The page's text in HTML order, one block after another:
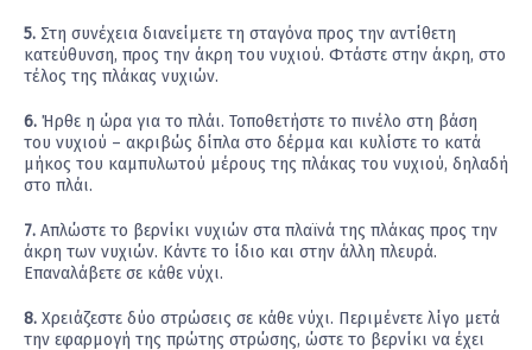
5. Στη συνέχεια διανείμετε τη σταγόνα προς την αντίθετη
κατεύθυνση, προς την άκρη του νυχιού. Φτάστε στην άκρη, στο
τέλος της πλάκας νυχιών.
6. Ήρθε η ώρα για το πλάι. Τοποθετήστε το πινέλο στη βάση
του νυχιού – ακριβώς δίπλα στο δέρμα και κυλίστε το κατά
μήκος του καμπυλωτού μέρους της πλάκας του νυχιού, δηλαδή
στο πλάι.
7. Απλώστε το βερνίκι νυχιών στα πλαϊνά της πλάκας προς την
άκρη των νυχιών. Κάντε το ίδιο και στην άλλη πλευρά.
Επαναλάβετε σε κάθε νύχι.
8. Χρειάζεστε δύο στρώσεις σε κάθε νύχι. Περιμένετε λίγο μετά
την εφαρμογή της πρώτης στρώσης, ώστε το βερνίκι να έχει